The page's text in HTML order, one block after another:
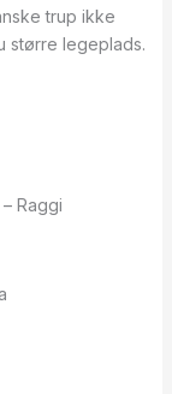
trup ikke
større legeplads.
Raggi